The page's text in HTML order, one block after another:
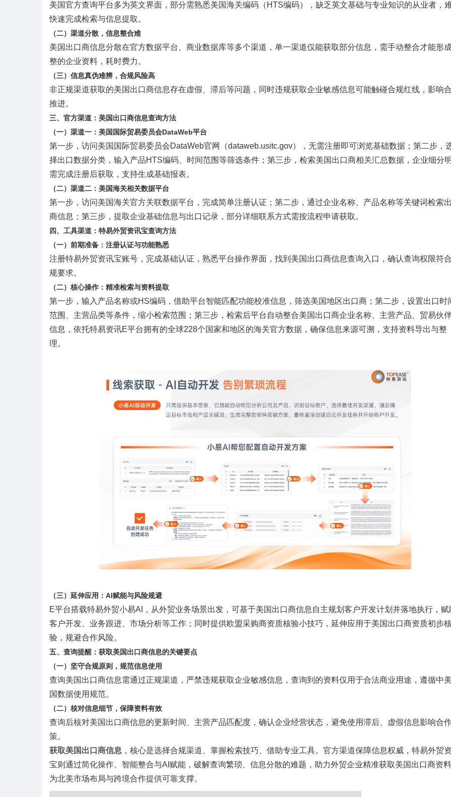
美国官方查询平台多为英文界面，部分需熟悉美国海关编码（ HTS编码），缺乏英文基础与专业知识的从业者，
快速完成检索与信息提取。
（二）渠道分散，信息整合难
美国出口商信息分散在官方数据平台、商业数据库等多个渠道，单一渠道仅能获取部分信息，需手动整合才能形
整的企业资料，耗时费力。
（三）信息真伪难辨，合规风险高
非正规渠道获取的美国出口商信息存在虚假、滞后等问题，同时违规获取企业敏感信息可能触碰合规红线，影响
推进。
三、官方渠道：美国出口商信息查询方法
（一）渠道一：美国国际贸易委员会DataWeb平台
第一步，访问美国国际贸易委员会DataWeb官网（dataweb.usitc.gov），无需注册即可浏览基础数据；第二步，
择出口数据分类，输入产品HTS编码、时间范围等筛选条件；第三步，检索美国出口商相关汇总数据，企业细分
需完成注册后获取，支持生成基础报表。
（二）渠道二：美国海关相关数据平台
第一步，访问美国海关官方关联数据平台，完成简单注册认证；第二步，通过企业名称、产品名称等关键词检索
商信息；第三步，提取企业基础信息与出口记录，部分详细联系方式需按流程申请获取。
四、工具渠道：特易外贸资讯宝查询方法
（一）前期准备：注册认证与功能熟悉
注册特易外贸资讯宝账号，完成基础认证，熟悉平台操作界面，找到美国出口商信息查询入口，确认查询权限符
规要求。
（二）核心操作：精准检索与资料提取
第一步，输入产品名称或HS编码，借助平台智能匹配功能校准信息，筛选美国地区出口商；第二步，设置出口时
范围、主营品类等条件，缩小检索范围；第三步，检索后平台自动整合美国出口商企业名称、主营产品、贸易伙
信息，依托特易资讯E平台拥有的全球228个国家和地区的海关官方数据，确保信息来源可溯，支持资料导出与整
理。
（三）延伸应用： AI赋能与风险规避
E平台搭载特易外贸小易AI，从外贸业务场景出发，可基于美国出口商信息自主规划客户开发计划并落地执行，赋
客户开发、业务跟进、市场分析等工作；同时提供欧盟采购商资质核验小技巧，延伸应用于美国出口商资质初步
验，规避合作风险。
五、查询提醒：获取美国出口商信息的关键要点
（一）坚守合规原则，规范信息使用
查询美国出口商信息需通过正规渠道，严禁违规获取企业敏感信息，查询到的资料仅用于合法商业用途，遵循中
国数据使用规范。
（二）核对信息细节，保障资料有效
查询后核对美国出口商信息的更新时间、主营产品匹配度，确认企业经营状态，避免使用滞后、虚假信息影响合
策。
获取美国出口商信息 ，核心是选择合规渠道、掌握检索技巧、借助专业工具。官方渠道保障信息权威，特易外贸
宝则通过简化操作、智能整合与AI赋能，破解查询繁琐、信息分散的难题，助力外贸企业精准获取美国出口商资料
为北美市场布局与跨境合作提供可靠支撑。